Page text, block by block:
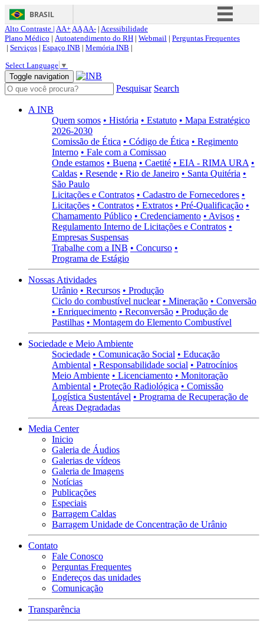
BRASIL
Simplifique!
Acesso à informação
Canais
Alto Contraste | AA+AAAA- | Acessibilidade
Plano Médico | Autoatendimento do RH | Webmail | Perguntas Frequentes
| Serviços | Espaço INB | Memória INB |
Select Language ▼
Toggle navigation
Pesquisar Search
A INB
Quem somos • História • Estatuto • Mapa Estratégico
2026-2030
Comissão de Ética • Código de Ética • Regimento
Interno • Fale com a Comissao
Onde estamos • Buena • Caetité • EIA - RIMA URA •
Caldas • Resende • Rio de Janeiro • Santa Quitéria •
São Paulo
Licitações e Contratos • Cadastro de Fornecedores •
Licitações • Contratos • Extratos • Pré-Qualificação •
Chamamento Público • Credenciamento • Avisos •
Regulamento Interno de Licitações e Contratos •
Empresas Suspensas
Trabalhe com a INB • Concurso •
Programa de Estágio
Nossas Atividades
Urânio • Recursos • Produção
Ciclo do combustível nuclear • Mineração • Conversão
• Enriquecimento • Reconversão • Produção de
Pastilhas • Montagem do Elemento Combustível
Sociedade e Meio Ambiente
Sociedade • Comunicação Social • Educação
Ambiental • Responsabilidade social • Patrocínios
Meio Ambiente • Licenciamento • Monitoração
Ambiental • Proteção Radiológica • Comissão
Logística Sustentável • Programa de Recuperação de
Áreas Degradadas
Media Center
Inicio
Galeria de Áudios
Galerias de vídeos
Galeria de Imagens
Notícias
Publicações
Especiais
Barragem Caldas
Barragem Unidade de Concentração de Urânio
Contato
Fale Conosco
Perguntas Frequentes
Endereços das unidades
Comunicação
Transparência